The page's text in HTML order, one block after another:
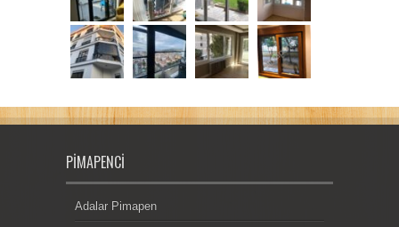
PIMAPENCI
Adalar Pimapen